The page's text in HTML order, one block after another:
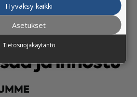
ja innostu
Hyväksy kaikki
Asetukset
Tietosuojakäytäntö